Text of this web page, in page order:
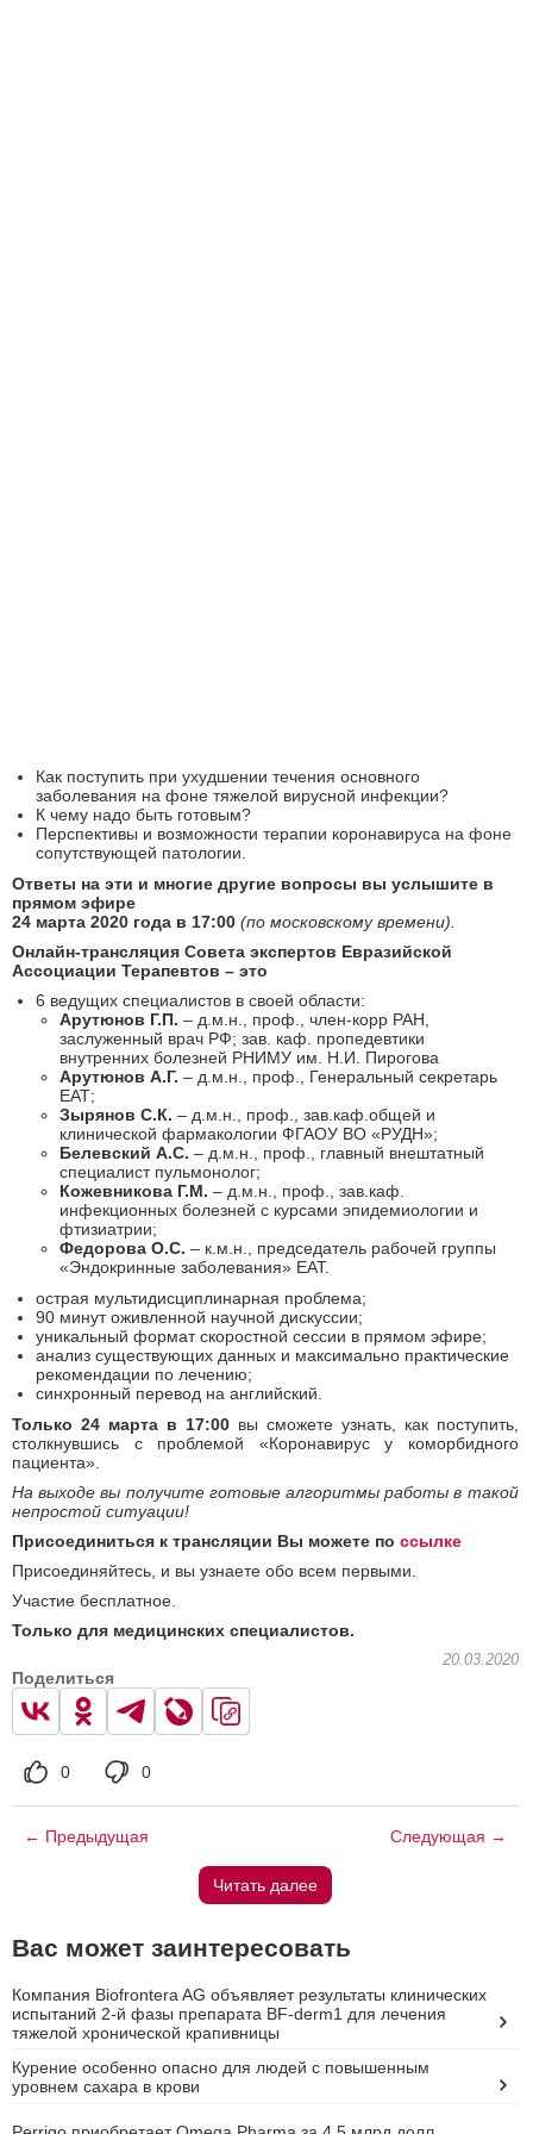
Как поступить при ухудшении течения основного
заболевания на фоне тяжелой вирусной инфекции?
К чему надо быть готовым?
Перспективы и возможности терапии коронавируса на фоне
сопутствующей патологии.
Ответы на эти и многие другие вопросы вы услышите в
прямом эфире
24 марта 2020 года в 17:00 (по московскому времени).
Онлайн-трансляция Совета экспертов Евразийской
Ассоциации Терапевтов – это
6 ведущих специалистов в своей области:
Арутюнов Г.П. – д.м.н., проф., член-корр РАН,
заслуженный врач РФ; зав. каф. пропедевтики
внутренних болезней РНИМУ им. Н.И. Пирогова
Арутюнов А.Г. – д.м.н., проф., Генеральный секретарь
ЕАТ;
Зырянов С.К. – д.м.н., проф., зав.каф.общей и
клинической фармакологии ФГАОУ ВО «РУДН»;
Белевский А.С. – д.м.н., проф., главный внештатный
специалист пульмонолог;
Кожевникова Г.М. – д.м.н., проф., зав.каф.
инфекционных болезней с курсами эпидемиологии и
фтизиатрии;
Федорова О.С. – к.м.н., председатель рабочей группы
«Эндокринные заболевания» ЕАТ.
острая мультидисциплинарная проблема;
90 минут оживленной научной дискуссии;
уникальный формат скоростной сессии в прямом эфире;
анализ существующих данных и максимально практические
рекомендации по лечению;
синхронный перевод на английский.
Только 24 марта в 17:00вы сможете узнать, как поступить,
столкнувшись с проблемой «Коронавирус у коморбидного
пациента».
На выходе вы получите готовые алгоритмы работы в такой
непростой ситуации!
Присоединиться к трансляции Вы можете по ссылке
Присоединяйтесь, и вы узнаете обо всем первыми.
Участие бесплатное.
Только для медицинских специалистов.
20.03.2020
Поделиться
0 0
← Предыдущая Следующая →
Читать далее
Вас может заинтересовать
Компания Biofrontera AG объявляет результаты клинических
испытаний 2-й фазы препарата BF-derm1 для лечения
тяжелой хронической крапивницы
Курение особенно опасно для людей с повышенным
уровнем сахара в крови